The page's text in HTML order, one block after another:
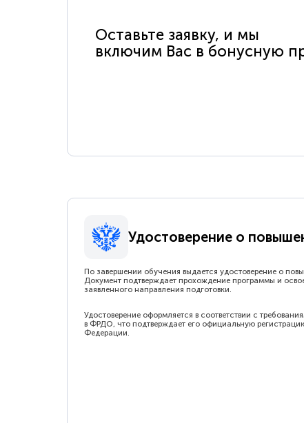
Оставьте заявку, и мы
включим Вас в бонусную
Удостоверение о
По завершении обучения выдается удостоверение о
Документ подтверждает прохождение программы и
заявленного направления подготовки.
Удостоверение оформляется в соответствии с
в ФРДО, что подтверждает его официальную
Федерации.